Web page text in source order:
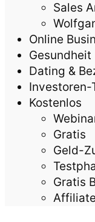
Sales
Online
Gesundheit
Dating &
Investoren-
Kostenlos
Gratis
Geld-
Gratis